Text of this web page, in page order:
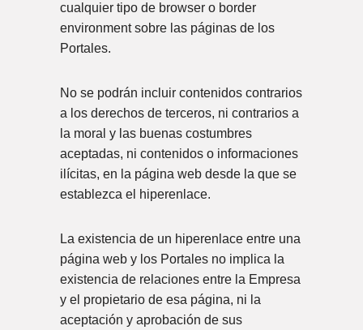
cualquier tipo de browser o border
environment sobre las páginas de los
Portales.
No se podrán incluir contenidos contrarios
a los derechos de terceros, ni contrarios a
la moral y las buenas costumbres
aceptadas, ni contenidos o informaciones
ilícitas, en la página web desde la que se
establezca el hiperenlace.
La existencia de un hiperenlace entre una
página web y los Portales no implica la
existencia de relaciones entre la Empresa
y el propietario de esa página, ni la
aceptación y aprobación de sus